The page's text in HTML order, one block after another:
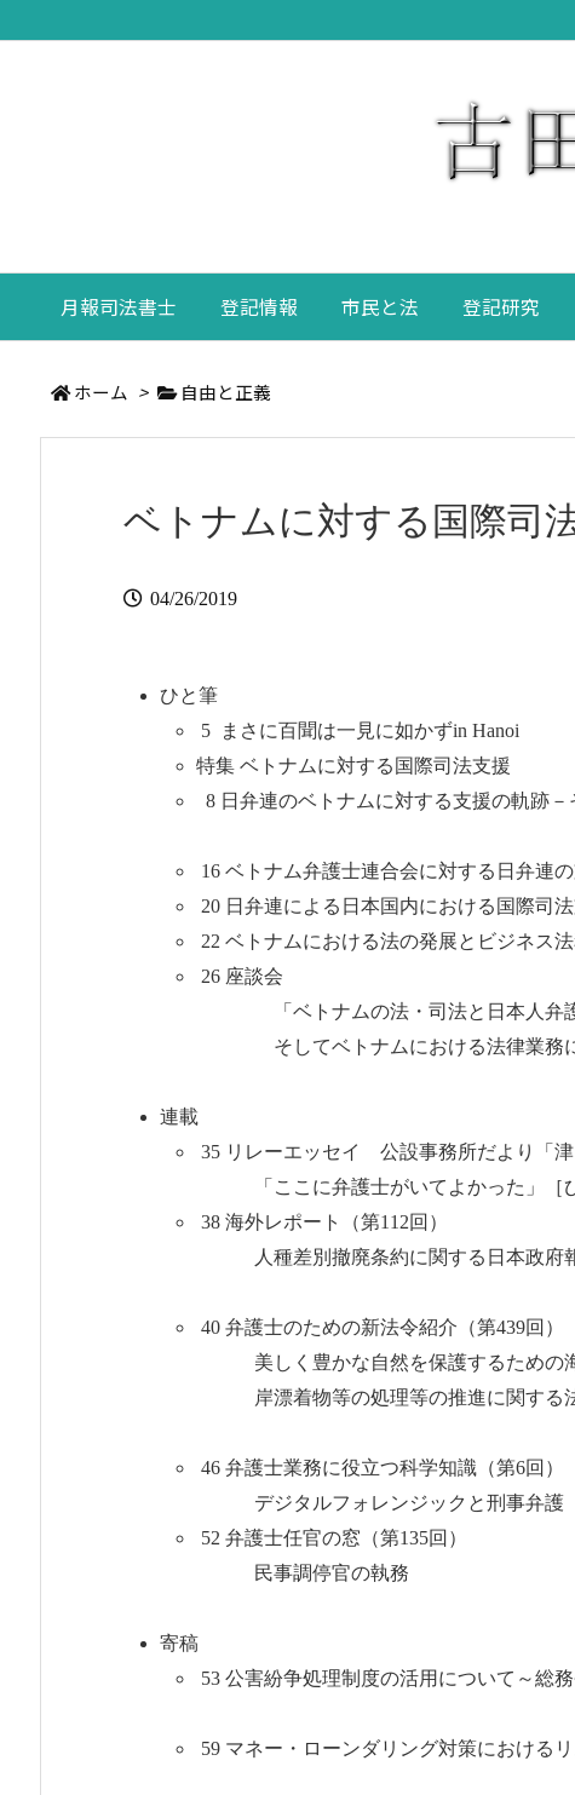
月報司法書士 登記情報 市民と法 登記研究
ホーム > 自由と正義
ベトナムに対する国際司
04/26/2019
ひと筆
5 まさに百聞は一
特集 ベトナムに対する国際司法支援
8 日弁連のベトナムに対する支援の軌跡
佐藤
16 ベトナム弁護士
20 日弁連による日本
22 ベトナムにおけ
26 座談会
「ベトナムの法・司法と日本人弁護
そしてベトナムにおける法律業務に
連載
35 リレーエッセイ 公設事務所だより「津
「ここに弁護士がいてよか
38 海外レポート（第112回）
人種差別撤廃条約に関する日本政府報
吉井 正明／北
40 弁護士のための新法令紹介（第439回）
美しく豊かな自然を保護するための海
岸漂着物等の処理等の推進に関する法
衆議
46 弁護士業務に役立つ科学知識（第6回）
デジタルフォ
52 弁護士任官の窓（第135回）
民事調停官の
寄稿
53 公害紛争処理制度の活用について～総
野
59 マネー・ローンダリング対策における
今野